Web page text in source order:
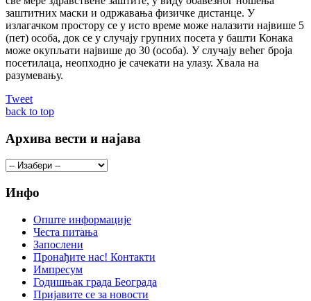
заштитних маски и одржавања физичке дистанце. У
излагачком простору се у исто време може налазити највише 5
(пет) особа, док се у случају групних посета у башти Конака
може окупљати највише до 30 (особа). У случају већег броја
посетилаца, неопходно је сачекати на улазу. Хвала на
разумевању.
Tweet
back to top
Архива вести и најава
Инфо
Опште информације
Честа питања
Запослени
Пронађите нас! Контакти
Импресум
Годишњак града Београда
Пријавите се за новости